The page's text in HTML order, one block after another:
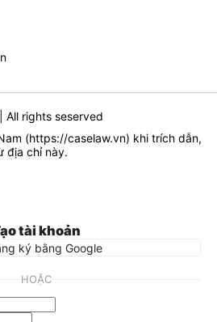
All rights seserved
(https://caselaw.vn) khi trích dẫn,
địa chỉ này.
tài khoản
ký bằng Google
HOẶC